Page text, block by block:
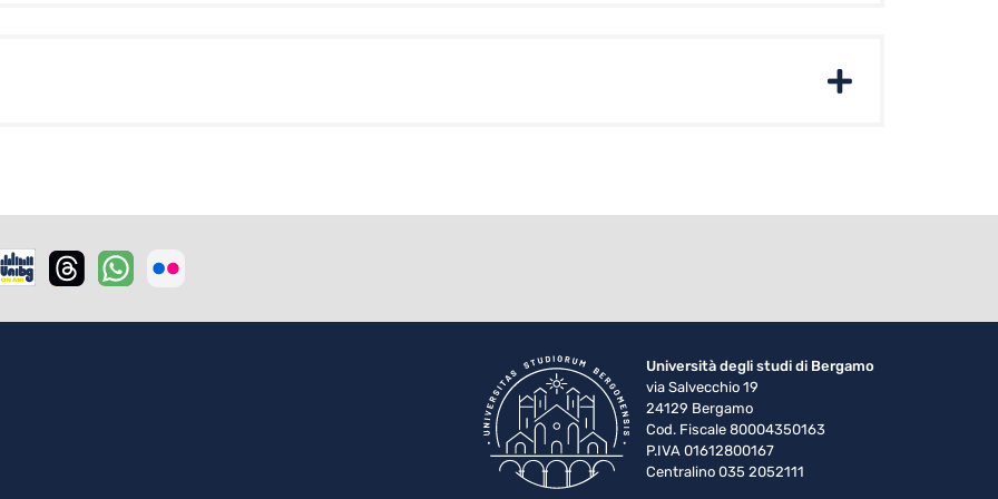
Università degli studi di Bergamo
via Salvecchio 19
24129 Bergamo
Cod. Fiscale 80004350163
P.IVA 01612800167
Centralino 035 2052111